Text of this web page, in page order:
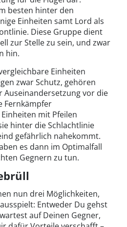
besten hinter den
Einheiten samt Lord als
Diese Gruppe dient
zur Stelle zu sein, und zwar
hin.
Einheiten
zwar Schutz, gehören
Auseinandersetzung vor die
Fernkämpfer
mit Pfeilen
hinter die Schlachtlinie
gefährlich nahekommt.
es dann im Optimalfall
Gegnern zu tun.
nun drei Möglichkeiten,
Entweder Du gehst
auf Deinen Gegner,